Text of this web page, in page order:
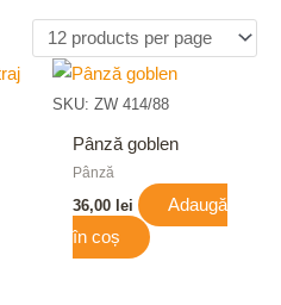
SKU: ZW 414/88
Pânză goblen
Pânză
36,00 lei
Adaugă
în coș